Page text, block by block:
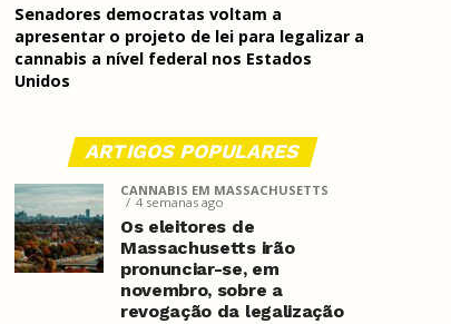
Senadores democratas voltam a
apresentar o projeto de lei para legalizar a
cannabis a nível federal nos Estados
Unidos
ARTIGOS POPULARES
CANNABIS EM MASSACHUSETTS
4 semanas ago
Os eleitores de
Massachusetts irão
pronunciar-se, em
novembro, sobre a
revogação da legalização